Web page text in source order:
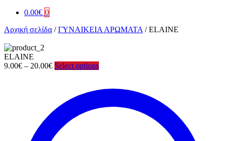
0.00€ 0
Αρχική σελίδα /ΓΥΝΑΙΚΕΙΑ ΑΡΩΜΑΤΑ /ELAINE
ELAINE
9.00€ – 20.00€Price
20.00€
Select options